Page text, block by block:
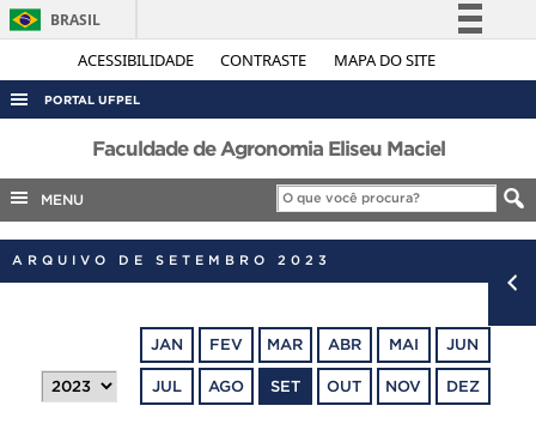
ACESSIBILIDADE CONTRASTE MAPA DO SITE
BRASIL
Simplifique!
Legislação
Canais
PORTAL UFPEL
ACESSO À INFORMAÇÃO
AUDITORIA
COBALTO
CONCURSOS
OUVIDORIA
Faculdade de Agronomia Eliseu Maciel
MENU
ARQUIVO DE SETEMBRO 2023
JAN FEV MAR ABR MAI JUN
JUL AGO SET OUT NOV DEZ